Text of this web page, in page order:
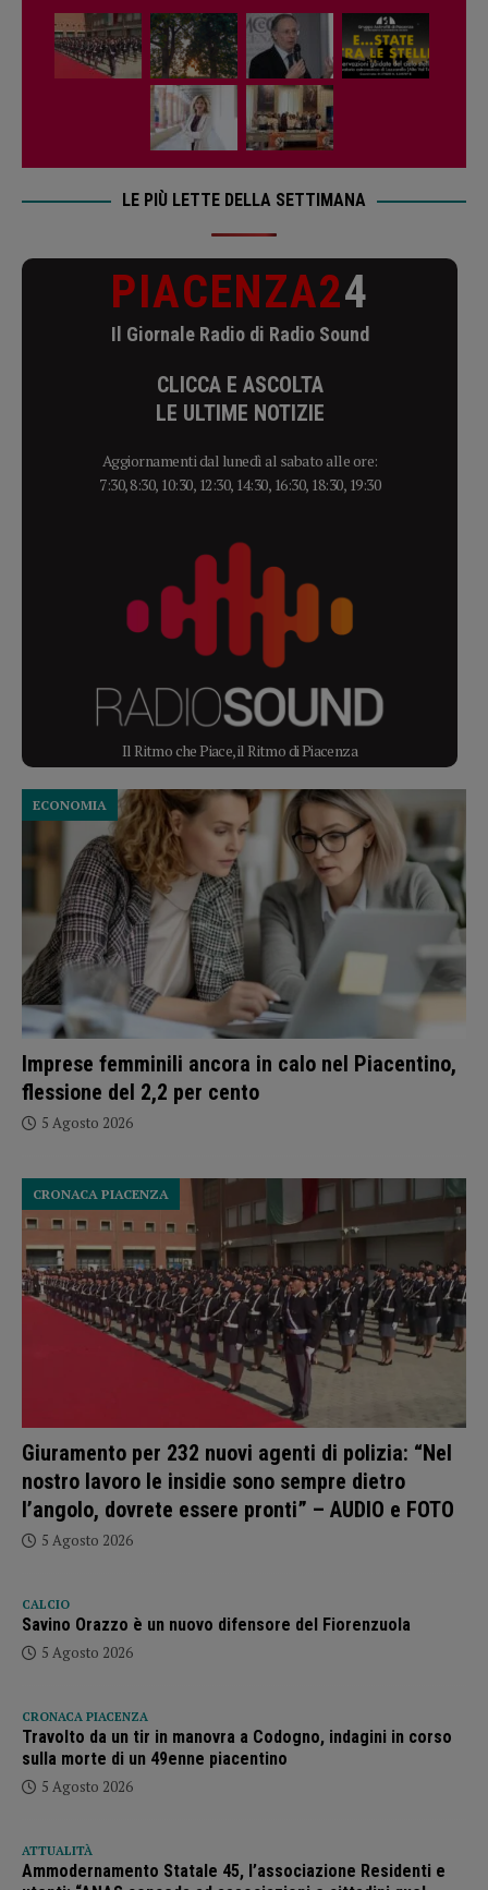
LE PIÙ LETTE DELLA SETTIMANA
PIACENZA24
Il Giornale Radio di Radio Sound
CLICCA E ASCOLTA
LE ULTIME NOTIZIE
Aggiornamenti dal lunedì al sabato alle ore:
7:30, 8:30, 10:30, 12:30, 14:30, 16:30, 18:30, 19:30
Il Ritmo che Piace, il Ritmo di Piacenza
Imprese femminili ancora in calo nel Piacentino,
flessione del 2,2 per cento
ECONOMIA
5 Agosto 2026
Giuramento per 232 nuovi agenti di polizia: “Nel
nostro lavoro le insidie sono sempre dietro
l’angolo, dovrete essere pronti” – AUDIO e FOTO
CRONACA PIACENZA
5 Agosto 2026
CALCIO
Savino Orazzo è un nuovo difensore del Fiorenzuola
5 Agosto 2026
CRONACA PIACENZA
Travolto da un tir in manovra a Codogno, indagini in corso
sulla morte di un 49enne piacentino
5 Agosto 2026
ATTUALITÀ
Ammodernamento Statale 45, l’associazione Residenti e